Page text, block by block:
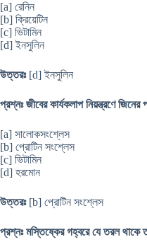
[a] রেনিন
[b] ক্রিয়েটিন
[c] ভিটামিন
[d] ইনসুলিন
উত্তরঃ[d] ইনসুলিন
প্রশ্নঃ জীবের কার্যকলাপ নিয়ন্ত্রণে
[a] সালোকসংশ্লেস
[b] প্রোটিন সংশ্লেস
[c] ভিটামিন
[d] হরমোন
উত্তরঃ [b] প্রোটিন সংশ্লেস
প্রশ্নঃ মস্তিষ্কের গহ্বরে যে তরল থাকে